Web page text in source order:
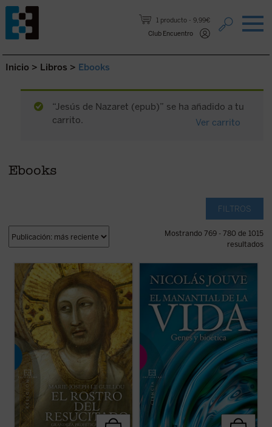
1 producto
9,99€
Club Encuentro
Saltar al contenido.
Inicio > Libros > Ebooks
“Jesús de Nazaret (epub)” se ha añadido a tu
carrito.
Ver carrito
Ebooks
FILTROS
Mostrando 769 - 780 de 1015
resultados
«Una obra sólida sobre el Concilio y un
estimulante de la vida cristiana». Con estas
palabras describe Henri de Lubac
El Rostro
del Resucitado
, volumen con el que Marie-
Josep Le Guillou, perito en el Concilio
Vaticano II y uno de los ...
(ver ficha)
¿Qué concepto tenemos del ser humano
como ente biológico? ¿Cómo pudo la
evolución generar un ser consciente y
ético a partir de unas bestias instintivas y
egoístas? ¿Por qué le atribuimos al ser
humano el mayor valor y dignidad entre los
(ver ficha)